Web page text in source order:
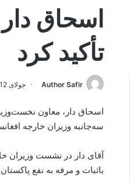
اسحاق
تأکید کرد
Author Safir جولای 12, 2025
سه‌جانبه وزیران خارجه
آقای دار در نشست وزیران
باثبات و مرفه به نفع